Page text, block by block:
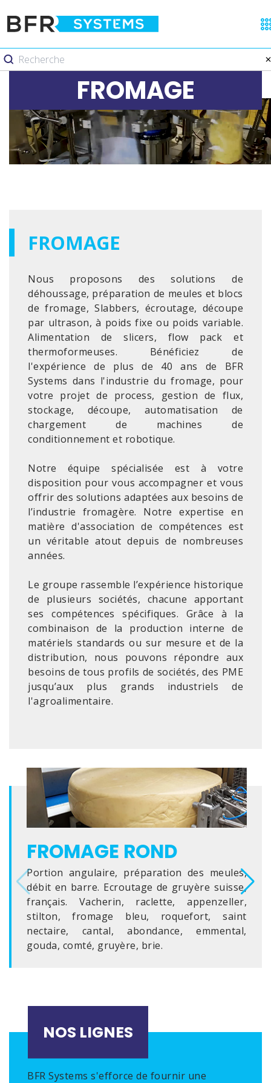
FROMAGE
FROMAGE
Nous proposons des solutions de
déhoussage, préparation de meules et blocs
de fromage, Slabbers, écroutage, découpe
par ultrason, à poids fixe ou poids variable.
Alimentation de slicers, flow pack et
thermoformeuses. Bénéficiez de
l'expérience de plus de 40 ans de BFR
Systems dans l'industrie du fromage, pour
votre projet de process, gestion de flux,
stockage, découpe, automatisation de
chargement de machines de
conditionnement et robotique.
Notre équipe spécialisée est à votre
disposition pour vous accompagner et vous
offrir des solutions adaptées aux besoins de
l’industrie fromagère. Notre expertise en
matière d'association de compétences est
un véritable atout depuis de nombreuses
années.
Le groupe rassemble l’expérience historique
de plusieurs sociétés, chacune apportant
ses compétences spécifiques. Grâce à la
combinaison de la production interne de
matériels standards ou sur mesure et de la
distribution, nous pouvons répondre aux
besoins de tous profils de sociétés, des PME
jusqu’aux plus grands industriels de
l'agroalimentaire.
FROMAGE ROND
Portion angulaire, préparation des meules,
débit en barre. Ecroutage de gruyère suisse,
français. Vacherin, raclette, appenzeller,
stilton, fromage bleu, roquefort, saint
nectaire, cantal, abondance, emmental,
gouda, comté, gruyère, brie.
NOS LIGNES
BFR Systems s'efforce de fournir une